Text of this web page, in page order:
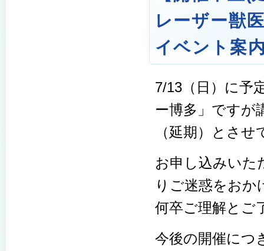
レーザー獣
イベント案
7/13（日）に予
ー博多」ですが
（延期）とさ
お申し込みいた
りご迷惑をお
何卒ご理解とご
今後の開催につ